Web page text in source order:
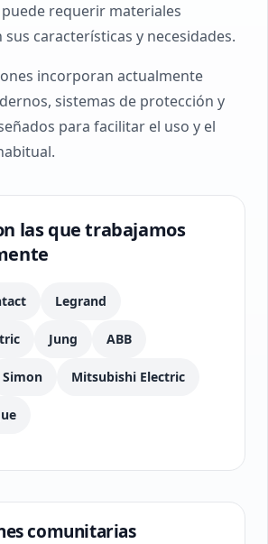
requerir materiales
características y necesidades.
incorporan actualmente
sistemas de protección y
para facilitar el uso y el
las que trabajamos
Legrand
Jung ABB
Simon Mitsubishi Electric
comunitarias